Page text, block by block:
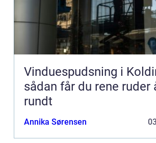
Vinduespudsning i
sådan får du rene ruder
rundt
Annika Sørensen